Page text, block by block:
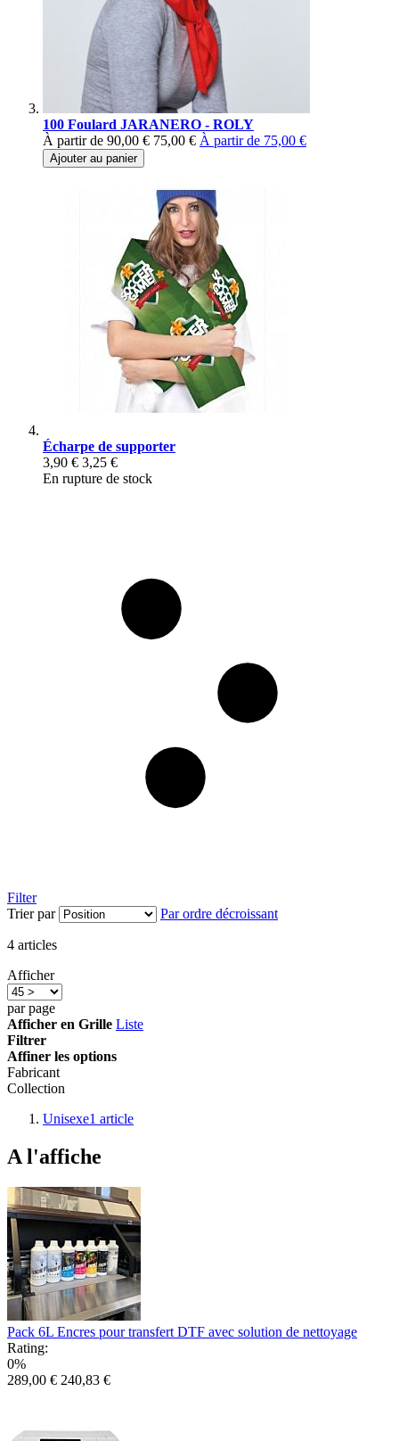
100 Foulard JARANERO - ROLY
À partir de 90,00 € 75,00 € À partir de 75,00 €
Ajouter au panier
Écharpe de supporter
3,90 € 3,25 €
En rupture de stock
Filter
Trier par
Par ordre décroissant
4 articles
Afficher
par page
Afficher en Grille Liste
Filtrer
Affiner les options
Fabricant
Collection
Unisexe1 article
A l'affiche
Pack 6L Encres pour transfert DTF avec solution de nettoyage
Rating:
0%
289,00 € 240,83 €